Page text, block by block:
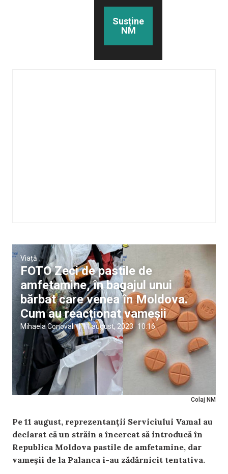
Susține
NM
Colaj NM
Viață
FOTO Zeci de pastile de
amfetamine, în bagajul unui
bărbat care venea în Moldova.
Cum au reacționat vameșii
Mihaela Conovali |11 august, 2023 10:16
Pe 11 august, reprezentanții Serviciului Vamal au
declarat că un străin a încercat să introducă în
Republica Moldova pastile de amfetamine, dar
vameșii de la Palanca i-au zădărnicit tentativa.